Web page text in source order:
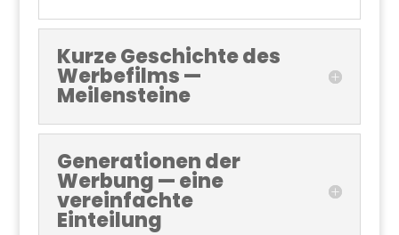
Kurze Geschichte des
Werbefilms —
Meilensteine
Generationen der
Werbung — eine
vereinfachte
Einteilung